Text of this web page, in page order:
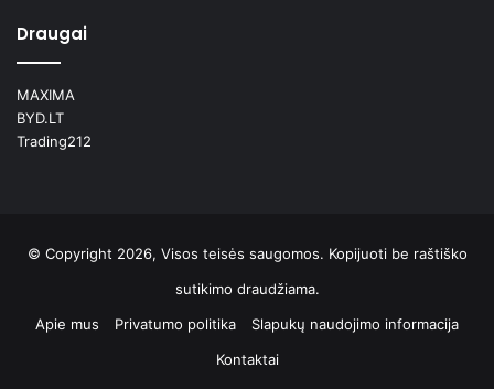
Draugai
MAXIMA
BYD.LT
Trading212
© Copyright 2026, Visos teisės saugomos. Kopijuoti be raštiško
sutikimo draudžiama.
Apie mus
Privatumo politika
Slapukų naudojimo informacija
Kontaktai